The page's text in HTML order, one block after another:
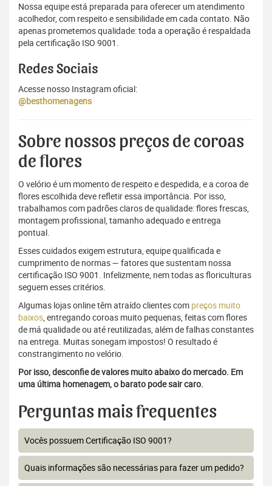
Nossa equipe está preparada para oferecer um atendimento
acolhedor, com respeito e sensibilidade em cada contato. Não
apenas prometemos qualidade: toda a operação é respaldada
pela certificação ISO 9001.
Redes Sociais
Acesse nosso Instagram oficial:
@besthomenagens
Sobre nossos preços de coroas
de flores
O velório é um momento de respeito e despedida, e a coroa de
flores escolhida deve refletir essa importância. Por isso,
trabalhamos com padrões claros de qualidade: flores frescas,
montagem profissional, tamanho adequado e entrega
pontual.
Esses cuidados exigem estrutura, equipe qualificada e
cumprimento de normas — fatores que sustentam nossa
certificação ISO 9001. Infelizmente, nem todas as floriculturas
seguem esses critérios.
Algumas lojas online têm atraído clientes com preços muito
baixos, entregando coroas muito pequenas, feitas com flores
de má qualidade ou até reutilizadas, além de falhas constantes
na entrega. Muitas sonegam impostos! O resultado é
constrangimento no velório.
Por isso, desconfie de valores muito abaixo do mercado. Em
uma última homenagem, o barato pode sair caro.
Perguntas mais frequentes
Vocês possuem Certificação ISO 9001?
Quais informações são necessárias para fazer um pedido?